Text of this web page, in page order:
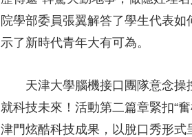
院學部委員張翼解答了學生代表如
示了新時代青年大有可為。
天津大學腦機接口團隊意念操
就科技未來！活動第二篇章緊扣“
津門炫酷科技成果，以脫口秀形式